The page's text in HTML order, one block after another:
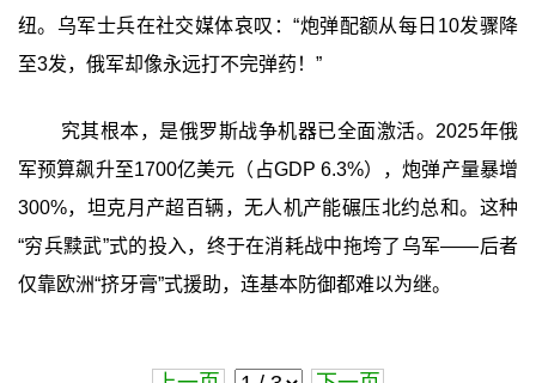
纽。乌军士兵在社交媒体哀叹：“炮弹配额从每日10发骤降
至3发，俄军却像永远打不完弹药！”
究其根本，是俄罗斯战争机器已全面激活。2025年俄
军预算飙升至1700亿美元（占GDP 6.3%），炮弹产量暴增
300%，坦克月产超百辆，无人机产能碾压北约总和。这种
“穷兵黩武”式的投入，终于在消耗战中拖垮了乌军——后者
仅靠欧洲“挤牙膏”式援助，连基本防御都难以为继。